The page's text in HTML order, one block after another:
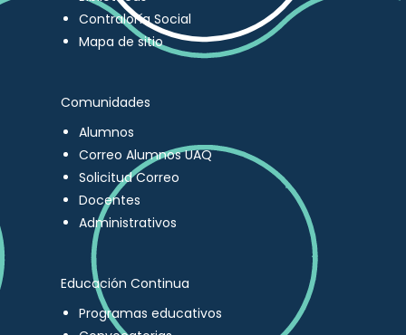
Contraloría Social
Mapa de sitio
Comunidades
Alumnos
Correo Alumnos UAQ
Solicitud Correo
Docentes
Administrativos
Educación Continua
Programas educativos